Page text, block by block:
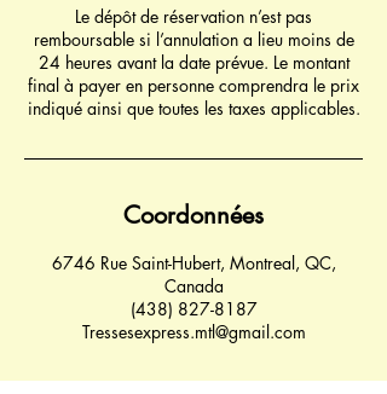
Le dépôt de réservation n’est pas
remboursable si l’annulation a lieu moins de
24 heures avant la date prévue. Le montant
final à payer en personne comprendra le prix
indiqué ainsi que toutes les taxes applicables.
Coordonnées
6746 Rue Saint-Hubert, Montreal, QC,
Canada
(438) 827-8187
Tressesexpress.mtl@gmail.com